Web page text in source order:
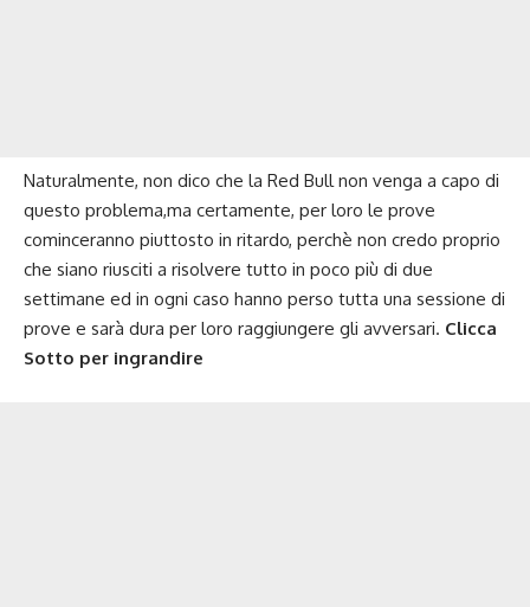
Naturalmente, non dico che la Red Bull non venga a capo di
questo problema,ma certamente, per loro le prove
cominceranno piuttosto in ritardo, perchè non credo proprio
che siano riusciti a risolvere tutto in poco più di due
settimane ed in ogni caso hanno perso tutta una sessione di
prove e sarà dura per loro raggiungere gli avversari. Clicca
Sotto per ingrandire